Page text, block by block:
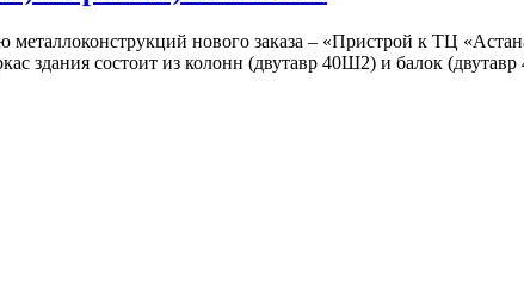
нового заказа – «Пристрой к ТЦ
здания состоит из колонн (двутавр 40Ш2) и балок